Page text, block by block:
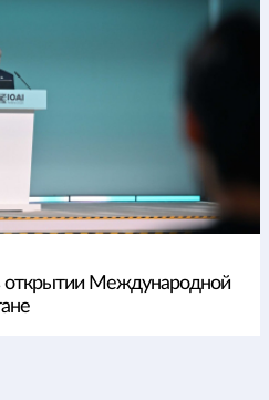
открытии Международной